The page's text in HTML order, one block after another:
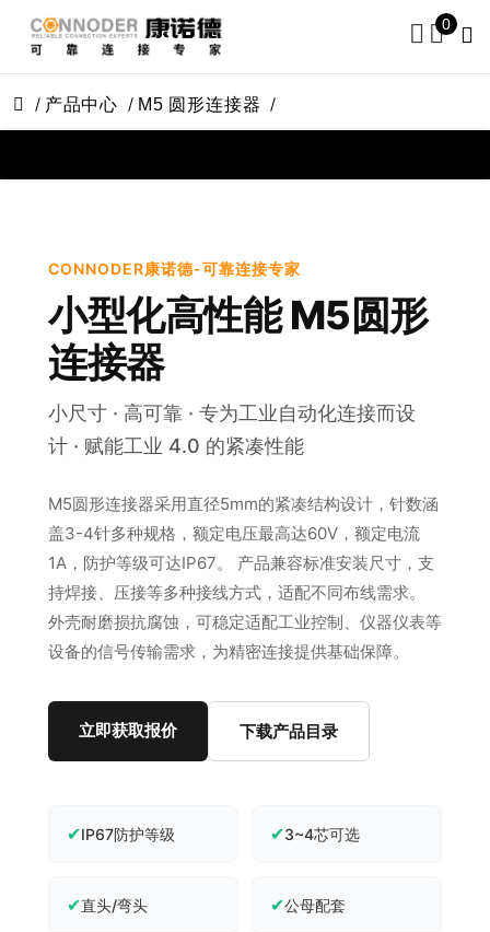
0
产品中心 M5 圆形连接器
CONNODER康诺德-可靠连接专家
小型化高性能 M5圆形
连接器
小尺寸 · 高可靠 · 专为工业自动化连接而设
计 · 赋能工业 4.0 的紧凑性能
M5圆形连接器采用直径5mm的紧凑结构设计，针数涵
盖3-4针多种规格，额定电压最高达60V，额定电流
1A，防护等级可达IP67。 产品兼容标准安装尺寸，支
持焊接、压接等多种接线方式，适配不同布线需求。
外壳耐磨损抗腐蚀，可稳定适配工业控制、仪器仪表等
设备的信号传输需求，为精密连接提供基础保障。
立即获取报价 下载产品目录
✔IP67防护等级 ✔3~4芯可选
✔直头/弯头 ✔公母配套